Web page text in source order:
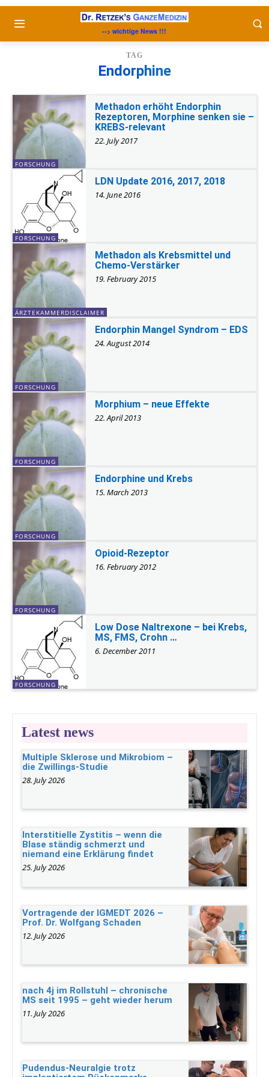
--> wichtige News !!!
TAG
Endorphine
FORSCHUNG
Methadon erhöht Endorphin
Rezeptoren, Morphine senken sie –
KREBS-relevant
22. July 2017
FORSCHUNG
LDN Update 2016, 2017, 2018
14. June 2016
ÄRZTEKAMMERDISCLAIMER
Methadon als Krebsmittel und
Chemo-Verstärker
19. February 2015
FORSCHUNG
Endorphin Mangel Syndrom – EDS
24. August 2014
FORSCHUNG
Morphium – neue Effekte
22. April 2013
FORSCHUNG
Endorphine und Krebs
15. March 2013
FORSCHUNG
Opioid-Rezeptor
16. February 2012
FORSCHUNG
Low Dose Naltrexone – bei Krebs,
MS, FMS, Crohn …
6. December 2011
Latest news
Multiple Sklerose und Mikrobiom –
die Zwillings-Studie
28. July 2026
Interstitielle Zystitis – wenn die
Blase ständig schmerzt und
niemand eine Erklärung findet
25. July 2026
Vortragende der IGMEDT 2026 –
Prof. Dr. Wolfgang Schaden
12. July 2026
nach 4j im Rollstuhl – chronische
MS seit 1995 – geht wieder herum
11. July 2026
Pudendus-Neuralgie trotz